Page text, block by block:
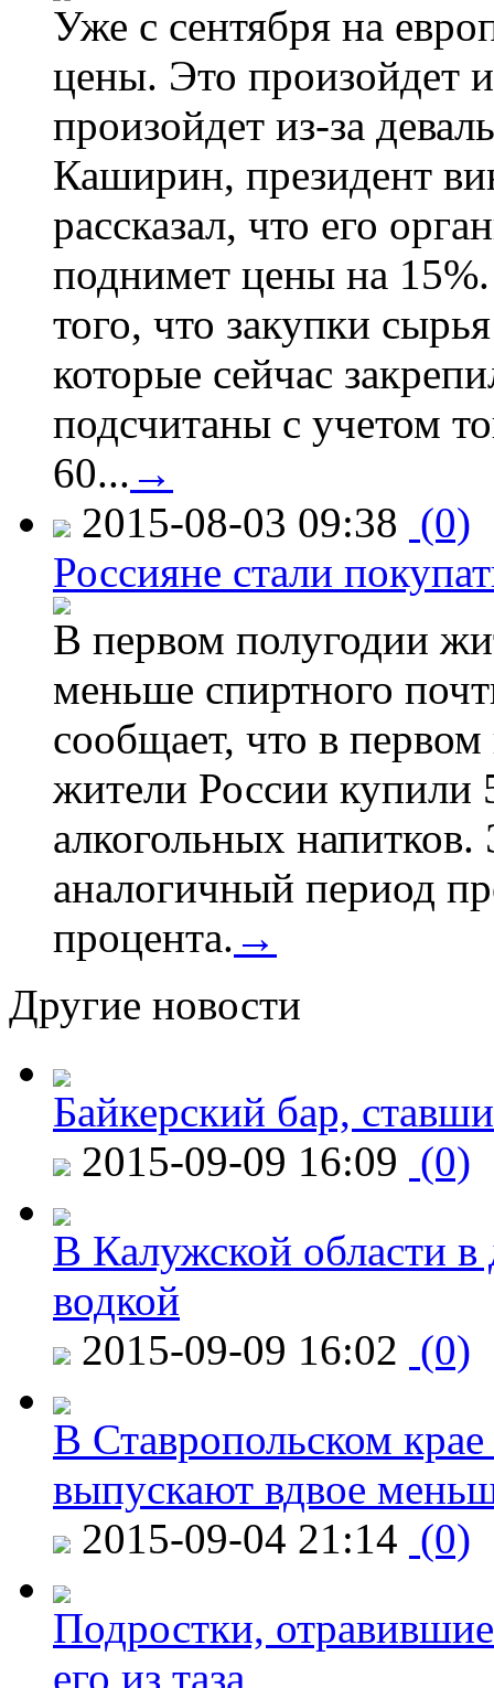
Уже с сентября на
цены. Это произойдет
произойдет из-за
Каширин, президент
рассказал, что его
поднимет цены на
того, что закупки
которые сейчас
подсчитаны с учетом
60... →
2015-08-03 09:38 (0)
Россияне стали
В первом полугодии
меньше спиртного
сообщает, что в
жители России купили
алкогольных
аналогичный период
процента. →
Другие новости
Байкерский бар,
2015-09-09 16:09 (0)
В Калужской области в
водкой
2015-09-09 16:02 (0)
В Ставропольском
выпускают вдвое
2015-09-04 21:14 (0)
Подростки,
его из таза